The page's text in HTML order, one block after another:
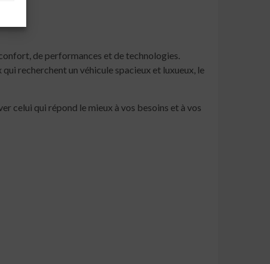
de performances et de technologies.
recherchent un véhicule spacieux et luxueux, le
celui qui répond le mieux à vos besoins et à vos